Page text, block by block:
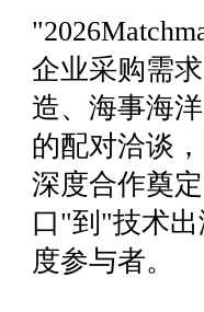
企业采购需
造、海事海
的配对洽谈
深度合作奠
口"到"技术
度参与者。